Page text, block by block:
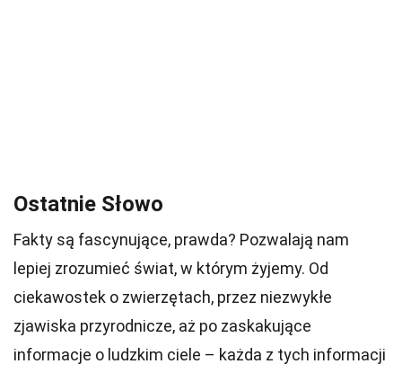
Ostatnie Słowo
Fakty są fascynujące, prawda? Pozwalają nam
lepiej zrozumieć świat, w którym żyjemy. Od
ciekawostek o zwierzętach, przez niezwykłe
zjawiska przyrodnicze, aż po zaskakujące
informacje o ludzkim ciele – każda z tych informacji